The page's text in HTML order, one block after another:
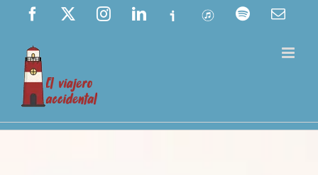
Saltar
contenido
Facebook InstagramLinkedIn
Ivoox ITunes Spotify